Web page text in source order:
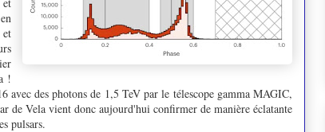
!
des photons de 1,5 TeV par le télescope gamma MAGIC,
de Vela vient donc aujourd'hui confirmer de manière éclatante
pulsars.